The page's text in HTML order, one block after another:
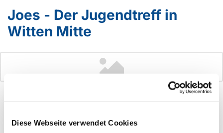
Diese Webseite verwendet Cookies
Joes - Der Jugendtreff in
Witten Mitte
in Witten Mitte am Standort
Johannis.
Bastelangebotenodergemeinsamen Kochen
komm gerne ins Joes.